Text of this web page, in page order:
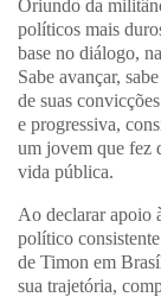
Oriundo da
políticos mais
base no diálogo,
Sabe avançar,
de suas
e progressiva,
um jovem que fez
vida pública.
Ao declarar apoio
político
de Timon em
sua trajetória,